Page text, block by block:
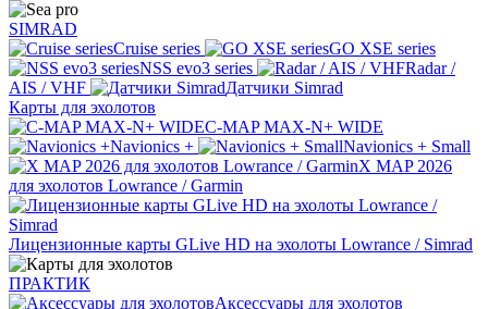
SIMRAD
Cruise series
GO XSE series
NSS evo3 series
Radar /
AIS / VHF
Датчики Simrad
Карты для эхолотов
C-MAP MAX-N+ WIDE
Navionics +
Navionics + Small
X MAP 2026
для эхолотов Lowrance / Garmin
Лицензионные карты GLive HD на эхолоты Lowrance / Simrad
ПРАКТИК
Аксессуары для эхолотов